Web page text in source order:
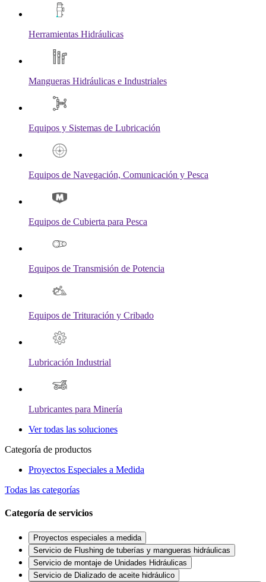
Herramientas Hidráulicas
Mangueras Hidráulicas e Industriales
Equipos y Sistemas de Lubricación
Equipos de Navegación, Comunicación y Pesca
Equipos de Cubierta para Pesca
Equipos de Transmisión de Potencia
Equipos de Trituración y Cribado
Lubricación Industrial
Lubricantes para Minería
Ver todas las soluciones
Categoría de productos
Proyectos Especiales a Medida
Todas las categorías
Categoría de servicios
Proyectos especiales a medida
Servicio de Flushing de tuberías y mangueras hidráulicas
Servicio de montaje de Unidades Hidráulicas
Servicio de Dializado de aceite hidráulico